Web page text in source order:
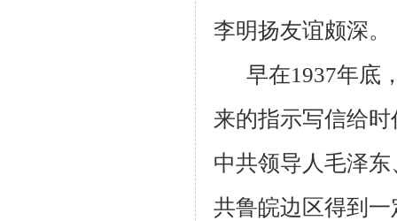
李明扬友谊颇深。
早在1937年底
来的指示写信给
中共领导人毛泽
共鲁皖边区得到